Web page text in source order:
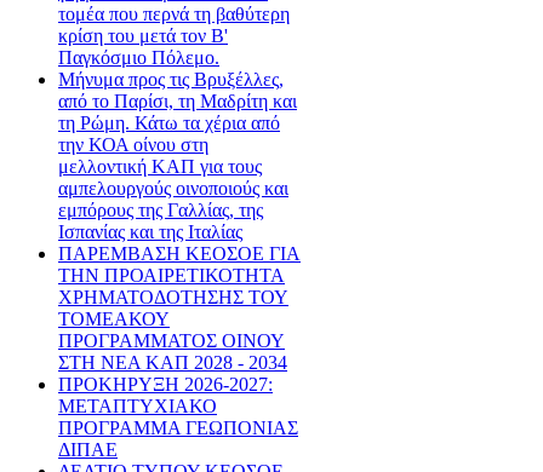
τομέα που περνά τη βαθύτερη
κρίση του μετά τον Β'
Παγκόσμιο Πόλεμο.
Μήνυμα προς τις Βρυξέλλες,
από το Παρίσι, τη Μαδρίτη και
τη Ρώμη. Κάτω τα χέρια από
την ΚΟΑ οίνου στη
μελλοντική ΚΑΠ για τους
αμπελουργούς οινοποιούς και
εμπόρους της Γαλλίας, της
Ισπανίας και της Ιταλίας
ΠΑΡΕΜΒΑΣΗ ΚΕΟΣΟΕ ΓΙΑ
ΤΗΝ ΠΡΟΑΙΡΕΤΙΚΟΤΗΤΑ
ΧΡΗΜΑΤΟΔΟΤΗΣΗΣ ΤΟΥ
ΤΟΜΕΑΚΟΥ
ΠΡΟΓΡΑΜΜΑΤΟΣ ΟΙΝΟΥ
ΣΤΗ ΝΕΑ ΚΑΠ 2028 - 2034
ΠΡΟΚΗΡΥΞΗ 2026-2027:
ΜΕΤΑΠΤΥΧΙΑΚΟ
ΠΡΟΓΡΑΜΜΑ ΓΕΩΠΟΝΙΑΣ
ΔΙΠΑΕ